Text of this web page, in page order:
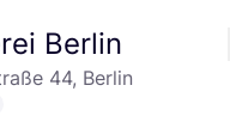
Berlin
44, Berlin